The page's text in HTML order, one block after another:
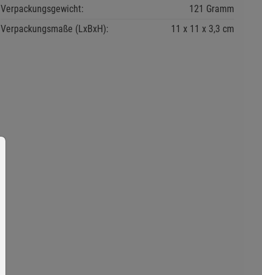
Verpackungsgewicht:
121 Gramm
Verpackungsmaße (LxBxH):
11 11 3,3 cm